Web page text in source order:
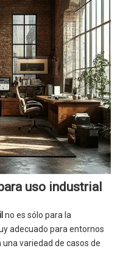
uso industrial
no es sólo para la
adecuado para entornos
variedad de casos de